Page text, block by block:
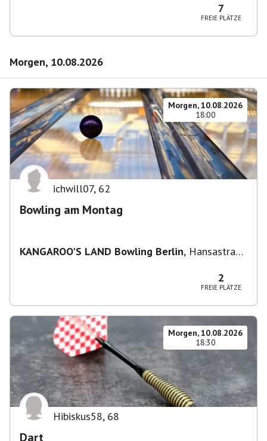
7
FREIE PLÄTZE
Morgen, 10.08.2026
Morgen, 10.08.2026
18:00
ichwill07, 62
Bowling am Montag
KANGAROO'S LAND Bowling Berlin, Hansastraße
2
FREIE PLÄTZE
Morgen, 10.08.2026
18:30
Hibiskus58, 68
Dart